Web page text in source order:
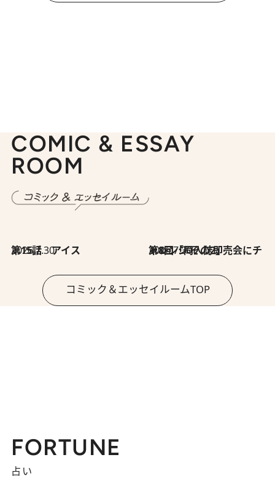
COMIC & ESSAY
ROOM
2026.7.30
第15話 アイス 2026.7.30
第8回「同人誌即売会にチャレンジ その2」
コミック＆エッセイルームTOP
FORTUNE
占い